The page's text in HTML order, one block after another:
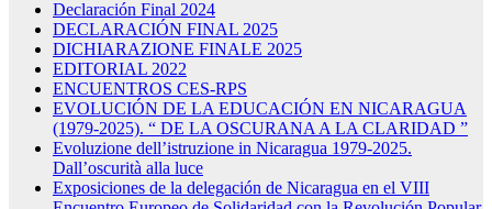
Declaración Final 2024
DECLARACIÓN FINAL 2025
DICHIARAZIONE FINALE 2025
EDITORIAL 2022
ENCUENTROS CES-RPS
EVOLUCIÓN DE LA EDUCACIÓN EN NICARAGUA
(1979-2025). “ DE LA OSCURANA A LA CLARIDAD ”
Evoluzione dell’istruzione in Nicaragua 1979-2025.
Dall’oscurità alla luce
Exposiciones de la delegación de Nicaragua en el VIII